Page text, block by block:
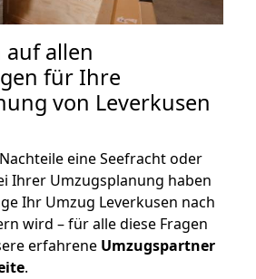
auf allen
für Ihre
von Leverkusen
eine Seefracht oder
Ihrer Umzugsplanung haben
Ihr Umzug Leverkusen nach
wird – für alle diese Fragen
erfahrene Umzugspartner
.